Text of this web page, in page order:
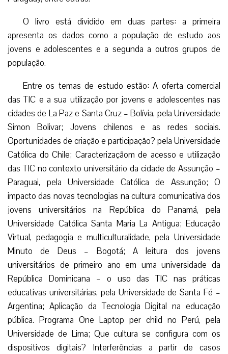
O livro está dividido em duas partes: a primeira
apresenta os dados como a população de estudo aos
jovens e adolescentes e a segunda a outros grupos de
população.
Entre os temas de estudo estão: A oferta comercial
das TIC e a sua utilização por jovens e adolescentes nas
cidades de La Paz e Santa Cruz – Bolívia, pela Universidade
Simon Bolivar; Jovens chilenos e as redes sociais.
Oportunidades de criação e participação? pela Universidade
Católica do Chile; Caracterizaçãom de acesso e utilização
das TIC no contexto universitário da cidade de Assunção –
Paraguai, pela Universidade Católica de Assunção; O
impacto das novas tecnologias na cultura comunicativa dos
jovens universitários na República do Panamá, pela
Universidade Católica Santa Maria La Antigua; Educação
Virtual, pedagogia e multiculturalidade, pela Universidade
Minuto de Deus – Bogotá; A leitura dos jovens
universitários de primeiro ano em uma universidade da
República Dominicana – o uso das TIC nas práticas
educativas universitárias, pela Universidade de Santa Fé –
Argentina; Aplicação da Tecnologia Digital na educação
pública. Programa One Laptop per child no Perú, pela
Universidade de Lima; Que cultura se configura com os
dispositivos digitais? Interferências a partir de casos